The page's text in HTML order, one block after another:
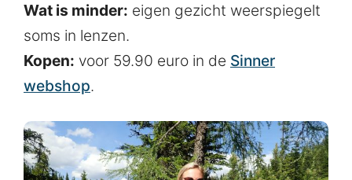
Wat is minder: eigen gezicht weerspiegelt
soms in lenzen.
Kopen: voor 59.90 euro in de Sinner
webshop.